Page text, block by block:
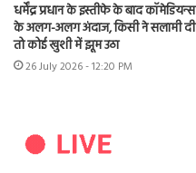
धर्मेंद्र प्रधान के इस्तीफे के बाद कॉमेडियन्स
के अलग-अलग अंदाज, किसी ने सलामी दी
तो कोई खुशी में झूम उठा
26 July 2026 - 12:20 PM